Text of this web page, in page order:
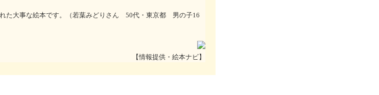
た大事な絵本です。（若葉みどりさん 50代・東京都 男の子16
【情報提供・絵本ナビ】